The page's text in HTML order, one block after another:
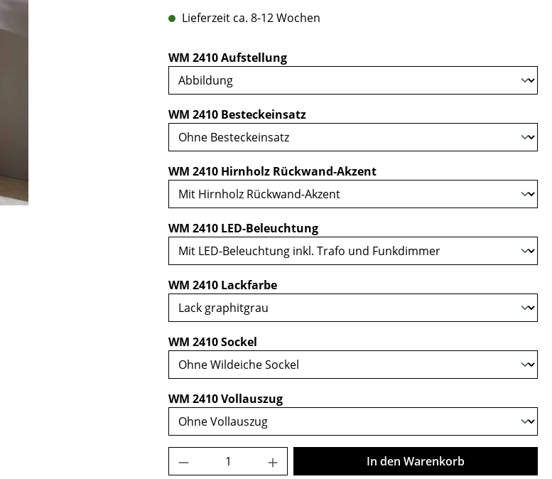
Lieferzeit ca. 8-12 Wochen
WM 2410 Aufstellungauswählen
WM 2410 Besteckeinsatzauswählen
WM 2410 Hirnholz Rückwand-Akzentauswählen
WM 2410 LED-Beleuchtungauswählen
WM 2410 Lackfarbeauswählen
WM 2410 Sockel
WM 2410 Vollauszugauswählen
Produkt Anzahl: Gib den gewünschten Wert
In den Warenkorb